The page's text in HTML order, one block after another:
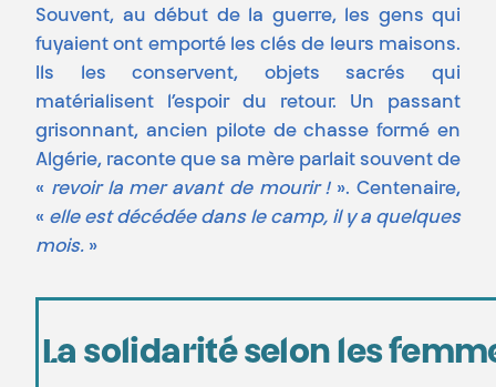
Souvent, au début de la guerre, les gens qui
fuyaient ont emporté les clés de leurs maisons.
Ils les conservent, objets sacrés qui
matérialisent l’espoir du retour. Un passant
grisonnant, ancien pilote de chasse formé en
Algérie, raconte que sa mère parlait souvent de
« revoir la mer avant de mourir !». Centenaire,
« elle est décédée dans le camp, il y a quelques
mois. »
La solidarité selon les